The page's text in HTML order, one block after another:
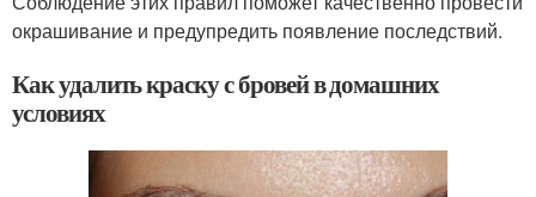
окрашивание и предупредить появление последствий.
Как удалить краску с бровей в домашних
условиях